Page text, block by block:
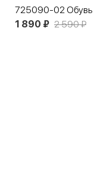
1 890 ₽ 2 590 ₽